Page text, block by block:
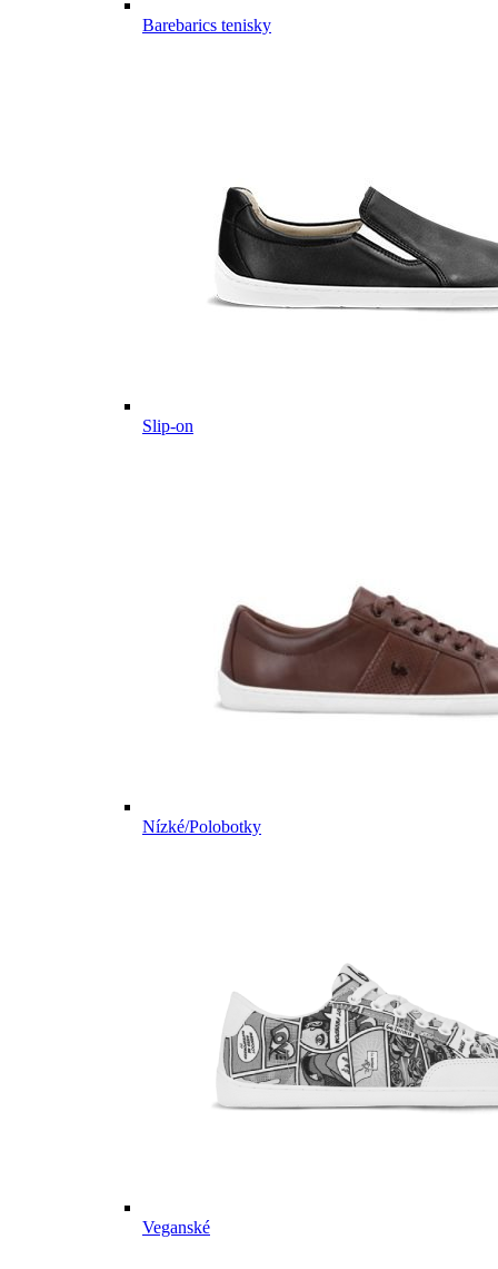
Barebarics tenisky
Slip-on
Nízké/Polobotky
Veganské